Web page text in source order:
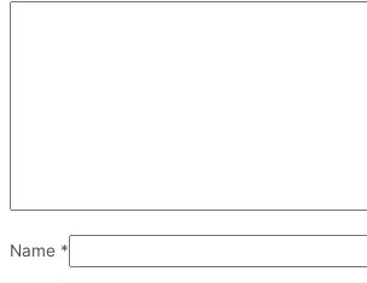
Name *